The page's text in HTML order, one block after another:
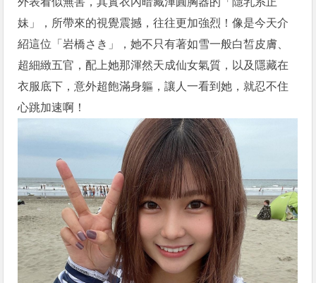
妹」，所帶來的視覺震撼，往往更加強烈！像是今天介
紹這位「岩橋さき」，她不只有著如雪一般白皙皮膚、
超細緻五官，配上她那渾然天成仙女氣質，以及隱藏在
衣服底下，意外超飽滿身軀，讓人一看到她，就忍不住
心跳加速啊！